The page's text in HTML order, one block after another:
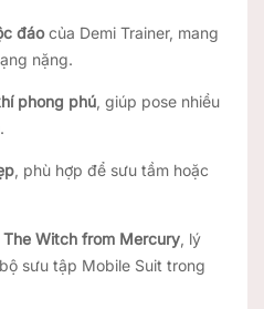
đáocủa Demi Trainer, mang
nặng.
phong phú, giúp pose nhiều
, phù hợp để sưu tầm hoặc
Witch from Mercury, lý
sưu tập Mobile Suit trong